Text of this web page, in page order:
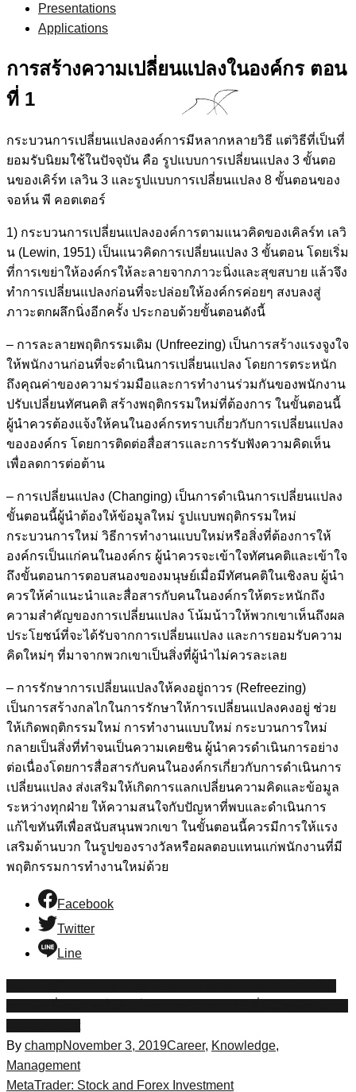
Presentations
Applications
การสร้างความเปลี่ยนแปลงในองค์กร ตอน
ที่ 1
กระบวนการเปลี่ยนแปลงองค์การมีหลากหลายวิธี แต่วิธีที่เป็นที่
ยอมรับนิยมใช้ในปัจจุบัน คือ รูปแบบการเปลี่ยนแปลง 3 ขั้นตอ
นของเคิร์ท เลวิน 3 และรูปแบบการเปลี่ยนแปลง 8 ขั้นตอนของ
จอห์น พี คอตเตอร์
1) กระบวนการเปลี่ยนแปลงองค์การตามแนวคิดของเคิลร์ท เลวิ
น (Lewin, 1951) เป็นแนวคิดการเปลี่ยนแปลง 3 ขั้นตอน โดยเริ่ม
ที่การเขย่าให้องค์กรให้ละลายจากภาวะนิ่งและสุขสบาย แล้วจึง
ทำการเปลี่ยนแปลงก่อนที่จะปล่อยให้องค์กรค่อยๆ สงบลงสู่
ภาวะตกผลึกนิ่งอีกครั้ง ประกอบด้วยขั้นตอนดังนี้
– การละลายพฤติกรรมเดิม (Unfreezing) เป็นการสร้างแรงจูงใจ
ให้พนักงานก่อนที่จะดำเนินการเปลี่ยนแปลง โดยการตระหนัก
ถึงคุณค่าของความร่วมมือและการทำงานร่วมกันของพนักงาน
ปรับเปลี่ยนทัศนคติ สร้างพฤติกรรมใหม่ที่ต้องการ ในขั้นตอนนี้
ผู้นำควรต้องแจ้งให้คนในองค์กรทราบเกี่ยวกับการเปลี่ยนแปลง
ขององค์กร โดยการติดต่อสื่อสารและการรับฟังความคิดเห็น
เพื่อลดการต่อต้าน
– การเปลี่ยนแปลง (Changing) เป็นการดำเนินการเปลี่ยนแปลง
ขั้นตอนนี้ผู้นำต้องให้ข้อมูลใหม่ รูปแบบพฤติกรรมใหม่
กระบวนการใหม่ วิธีการทำงานแบบใหม่หรือสิ่งที่ต้องการให้
องค์กรเป็นแก่คนในองค์กร ผู้นำควรจะเข้าใจทัศนคติและเข้าใจ
ถึงขั้นตอนการตอบสนองของมนุษย์เมื่อมีทัศนคติในเชิงลบ ผู้นำ
ควรให้คำแนะนำและสื่อสารกับคนในองค์กรให้ตระหนักถึง
ความสำคัญของการเปลี่ยนแปลง โน้มน้าวให้พวกเขาเห็นถึงผล
ประโยชน์ที่จะได้รับจากการเปลี่ยนแปลง และการยอมรับความ
คิดใหม่ๆ ที่มาจากพวกเขาเป็นสิ่งที่ผู้นำไม่ควรละเลย
– การรักษาการเปลี่ยนแปลงให้คงอยู่ถาวร (Refreezing)
เป็นการสร้างกลไกในการรักษาให้การเปลี่ยนแปลงคงอยู่ ช่วย
ให้เกิดพฤติกรรมใหม่ การทำงานแบบใหม่ กระบวนการใหม่
กลายเป็นสิ่งที่ทำจนเป็นความเคยชิน ผู้นำควรดำเนินการอย่าง
ต่อเนื่องโดยการสื่อสารกับคนในองค์กรเกี่ยวกับการดำเนินการ
เปลี่ยนแปลง ส่งเสริมให้เกิดการแลกเปลี่ยนความคิดและข้อมูล
ระหว่างทุกฝ่าย ให้ความสนใจกับปัญหาที่พบและดำเนินการ
แก้ไขทันทีเพื่อสนับสนุนพวกเขา ในขั้นตอนนี้ควรมีการให้แรง
เสริมด้านบวก ในรูปของรางวัลหรือผลตอบแทนแก่พนักงานที่มี
พฤติกรรมการทำงานใหม่ด้วย
Facebook
Twitter
Line
By champNovember 3, 2019Career, Knowledge,
Management
MetaTrader: Stock and Forex Investment